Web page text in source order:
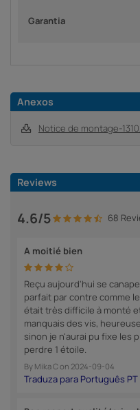
Garantia
Anexos
Notice de montage-
Reviews
4.6/5 68
A moitié bien
Reçu aujourd'hui se
parfait par contre comme
était très difficile à monté
manquais des vis,
sinon je n'aurai pu fixe les
perdre 1 étoile.
By Mika C on 2024-09-04